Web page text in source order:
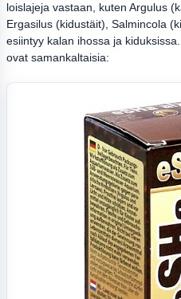
loislajeja vastaan, kuten Argulus
Ergasilus (kidustäit), Salmincola
esiintyy kalan ihossa ja
ovat samankaltaisia: